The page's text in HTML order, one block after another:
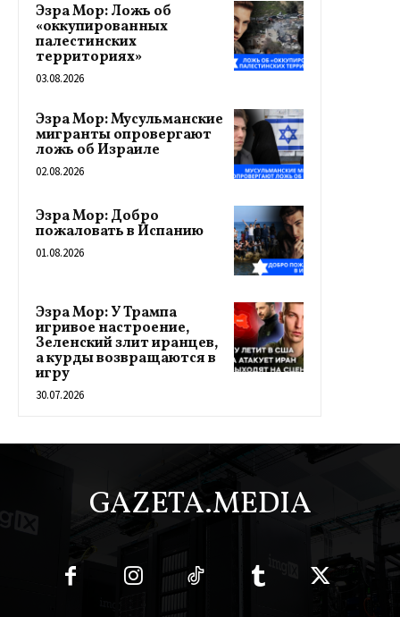
Эзра Мор: Ложь об
«оккупированных
палестинских
территориях»
03.08.2026
Эзра Мор: Мусульманские
мигранты опровергают
ложь об Израиле
02.08.2026
Эзра Мор: Добро
пожаловать в Испанию
01.08.2026
Эзра Мор: У Трампа
игривое настроение,
Зеленский злит иранцев,
а курды возвращаются в
игру
30.07.2026
GAZETA.MEDIA